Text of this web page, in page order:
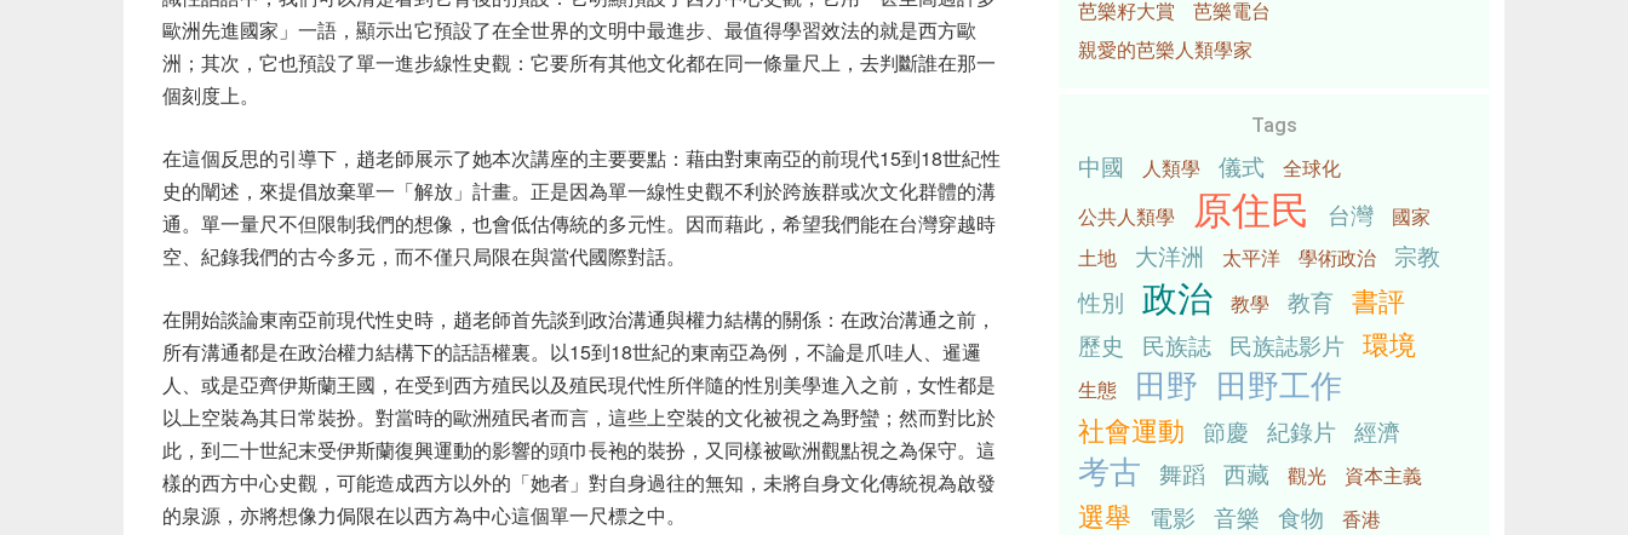
歐洲先進國家」一語，顯示出它預設了在全世界的文明中最進步、最值得學習效法的就是西方歐
洲；其次，它也預設了單一進步線性史觀：它要所有其他文化都在同一條量尺上，去判斷誰在那一
個刻度上。
在這個反思的引導下，趙老師展示了她本次講座的主要要點：藉由對東南亞的前現代15到18世紀性
史的闡述，來提倡放棄單一「解放」計畫。正是因為單一線性史觀不利於跨族群或次文化群體的溝
通。單一量尺不但限制我們的想像，也會低估傳統的多元性。因而藉此，希望我們能在台灣穿越時
空、紀錄我們的古今多元，而不僅只局限在與當代國際對話。
在開始談論東南亞前現代性史時，趙老師首先談到政治溝通與權力結構的關係：在政治溝通之前，
所有溝通都是在政治權力結構下的話語權裏。以15到18世紀的東南亞為例，不論是爪哇人、暹邏
人、或是亞齊伊斯蘭王國，在受到西方殖民以及殖民現代性所伴隨的性別美學進入之前，女性都是
以上空裝為其日常裝扮。對當時的歐洲殖民者而言，這些上空裝的文化被視之為野蠻；然而對比於
此，到二十世紀末受伊斯蘭復興運動的影響的頭巾長袍的裝扮，又同樣被歐洲觀點視之為保守。這
樣的西方中心史觀，可能造成西方以外的「她者」對自身過往的無知，未將自身文化傳統視為啟發
的泉源，亦將想像力侷限在以西方為中心這個單一尺標之中。
芭樂籽大賞
芭樂電台
親愛的芭樂人類學家
Tags
中國 人類學 儀式
全球化
公共人類學
原住民 台灣
國家
土地
大洋洲 太平洋 學術政治
宗教
性別 政治 教學 教育 書評
歷史 民族誌 民族誌影片 環境
生態 田野 田野工作
社會運動 節慶 紀錄片 經濟
考古 舞蹈 西藏 觀光 資本主義
選舉 電影 音樂 食物
香港